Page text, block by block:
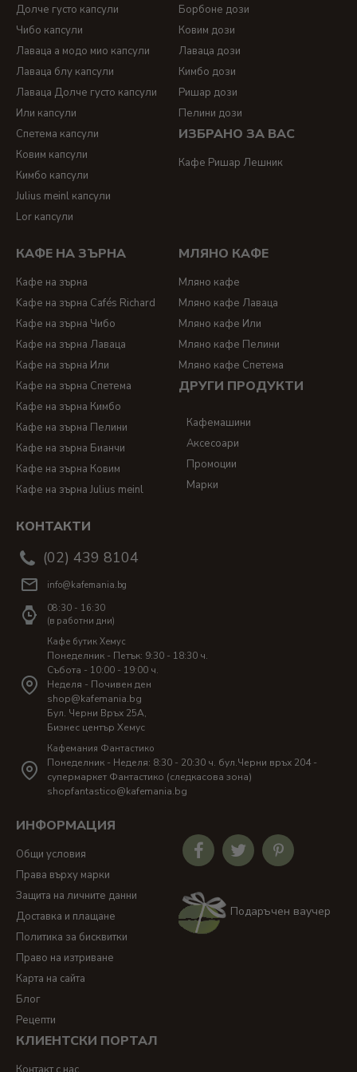
Долче густо капсули
Чибо капсули
Лаваца а модо мио капсули
Лаваца блу капсули
Лаваца Долче густо капсули
Или капсули
Спетема капсули
Ковим капсули
Кимбо капсули
Julius meinl капсули
Lor капсули
Борбоне дози
Ковим дози
Лаваца дози
Кимбо дози
Ришар дози
Пелини дози
ИЗБРАНО ЗА ВАС
Кафе Ришар Лешник
КАФЕ НА ЗЪРНА
Кафе на зърна
Kафе на зърна Cafés Richard
Кафе на зърна Чибо
Кафе на зърна Лаваца
Кафе на зърна Или
Кафе на зърна Спетема
Кафе на зърна Кимбо
Кафе на зърна Пелини
Кафе на зърна Бианчи
Кафе на зърна Ковим
Кафе на зърна Julius meinl
МЛЯНО КАФЕ
Мляно кафе
Мляно кафе Лаваца
Мляно кафе Или
Мляно кафе Пелини
Мляно кафе Спетема
ДРУГИ ПРОДУКТИ
Кафемашини
Аксесоари
Промоции
Марки
КОНТАКТИ
(02) 439 8104
info@kafemania.bg
08:30 - 16:30
(в работни дни)
Кафе бутик Хемус
Понеделник - Петък: 9:30 - 18:30 ч.
Събота - 10:00 - 19:00 ч.
Неделя - Почивен ден
shop@kafemania.bg
Бул. Черни Връх 25A,
Бизнес център Хемус
Кафемания Фантастико
Понеделник - Неделя: 8:30 - 20:30 ч. бул.Черни връх 204 -
супермаркет Фантастико (следкасова зона)
shopfantastico@kafemania.bg
ИНФОРМАЦИЯ
Общи условия
Права върху марки
Защита на личните данни
Доставка и плащане
Политика за бисквитки
Право на изтриване
Карта на сайта
Блог
Рецепти
КЛИЕНТСКИ ПОРТАЛ
Подаръчен ваучер